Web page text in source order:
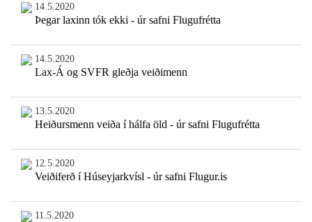
14.5.2020
Þegar laxinn tók ekki - úr safni Flugufrétta
14.5.2020
Lax-Á og SVFR gleðja veiðimenn
13.5.2020
Heiðursmenn veiða í hálfa öld - úr safni Flugufrétta
12.5.2020
Veiðiferð í Húseyjarkvísl - úr safni Flugur.is
11.5.2020